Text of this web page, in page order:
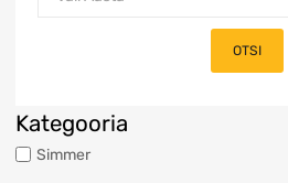
Kategooria
Simmer